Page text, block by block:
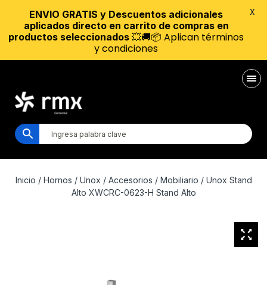
Inicio / Hornos / Unox / Accesorios / Mobiliario / Unox Stand
Alto XWCRC-0623-H Stand Alto
ENVIO GRATIS y Descuentos adicionales
aplicados directo en carrito de compras en
productos seleccionados 💥🚚📦 Aplican términos
y condiciones
X